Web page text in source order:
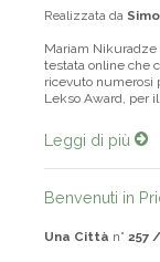
Realizzata da
Mariam Nikuradze
testata online che
ricevuto numerosi
Lekso Award, per
Leggi di più
Benvenuti in
Una Città n° 257